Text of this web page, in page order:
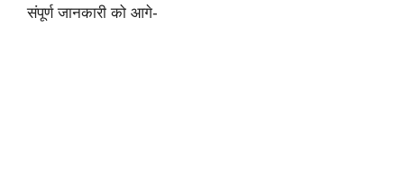
संपूर्ण जानकारी को आगे-